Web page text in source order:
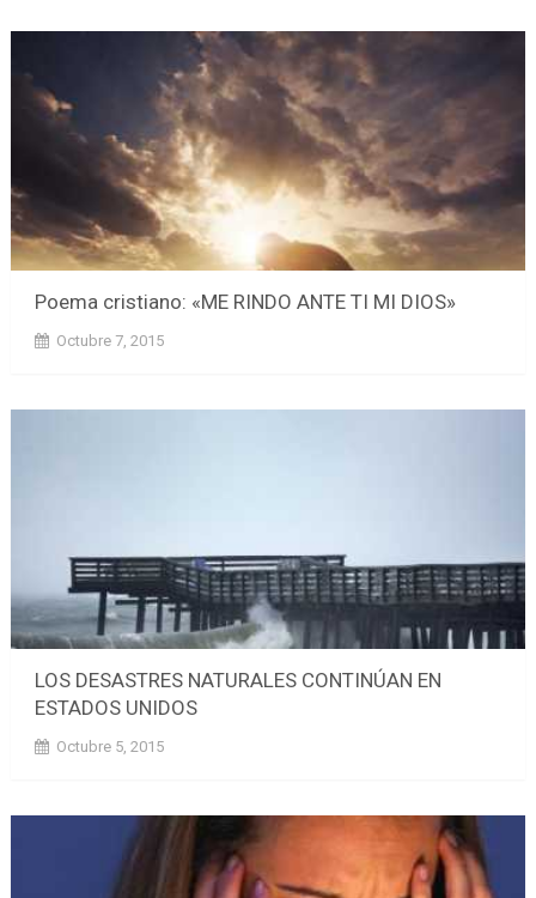
Poema cristiano: «ME RINDO ANTE TI MI DIOS»
Octubre 7, 2015
LOS DESASTRES NATURALES CONTINÚAN EN
ESTADOS UNIDOS
Octubre 5, 2015